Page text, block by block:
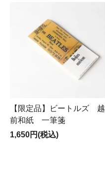
【限定品】ビートルズ 越
前和紙 一筆箋
1,650円(税込)